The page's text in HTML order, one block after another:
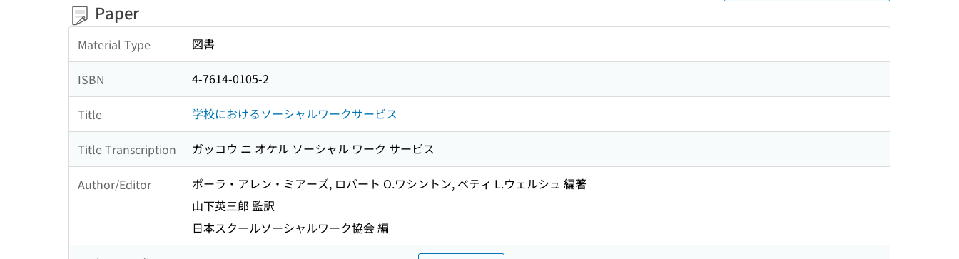
Paper
Material Type 図書
ISBN 4-7614-0105-2
Title 学校におけるソーシャルワークサービス
Title Transcription ガッコウ ニ オケル ソーシャル ワーク サービス
Author/Editor
ポーラ・アレン・ミアーズ, ロバート O.ワシントン, ベティ L.ウェルシュ 編著
山下英三郎 監訳
日本スクールソーシャルワーク協会 編